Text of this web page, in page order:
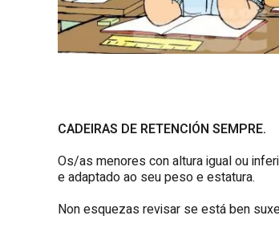
CADEIRAS DE RETENCIÓN SEMPRE.
Os/as menores con altura igual ou
e adaptado ao seu peso e estatura.
Non esquezas revisar se está ben